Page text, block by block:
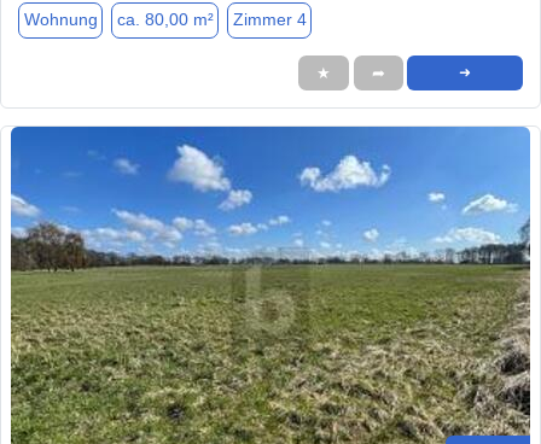
Wohnung ca. 80,00 m² Zimmer 4
★ ➦ ➜